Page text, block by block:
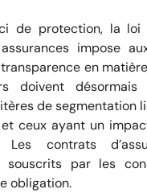
de protection, la
impose
en
doivent désormais
de segmentation
ceux ayant un
Les contrats
souscrits par les
obligation.